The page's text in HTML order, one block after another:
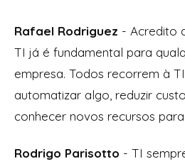
Rafael Rodriguez - Acredito
TI já é fundamental para
empresa. Todos recorrem à
automatizar algo, reduzir
conhecer novos recursos
Rodrigo Parisotto - TI